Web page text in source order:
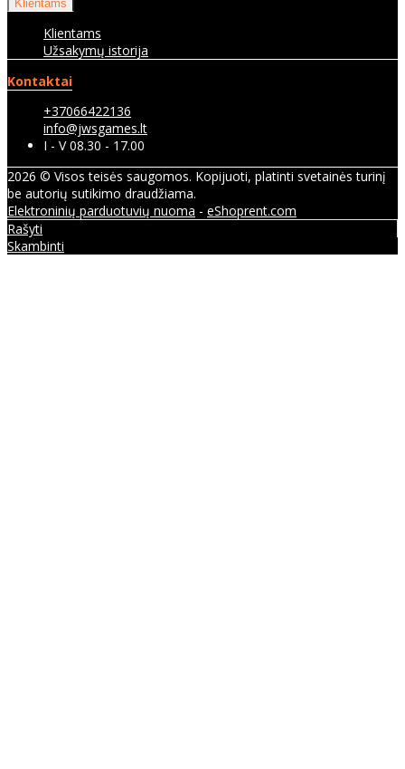
Klientams
Klientams
Užsakymų istorija
Kontaktai
+37066422136
info@jwsgames.lt
I - V 08.30 - 17.00
2026 © Visos teisės saugomos. Kopijuoti, platinti svetainės turinį
be autorių sutikimo draudžiama.
Elektroninių parduotuvių nuoma - eShoprent.com
Rašyti
Skambinti